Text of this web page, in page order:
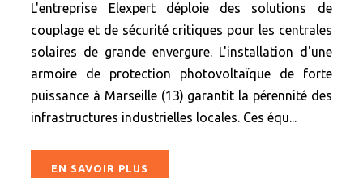
L'entreprise Elexpert déploie des solutions de
couplage et de sécurité critiques pour les centrales
solaires de grande envergure. L'installation d'une
armoire de protection photovoltaïque de forte
puissance à Marseille (13) garantit la pérennité des
infrastructures industrielles locales. Ces équ...
EN SAVOIR PLUS